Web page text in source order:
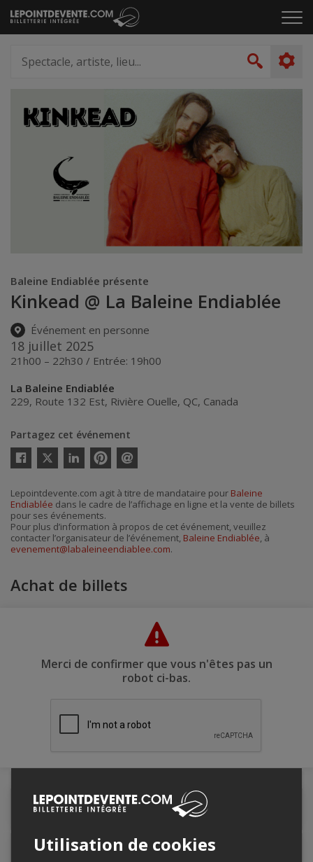
Passer
au
le
artiste,
lieu...
Baleine Endiablée présente
Kinkead @ La Baleine Endiablée
Événement en personne
18 juillet 2025
21h00 – 22h30 / Entrée: 19h00
La Baleine Endiablée
229, Route 132 Est, Rivière Ouelle, QC, Canada
Partagez cet événement
Twitter
courriel
Lepointdevente.com agit à titre de mandataire pour Baleine
Endiablée dans le cadre de l’affichage en ligne et la vente de billets
pour ses événements.
Pour plus d’information à propos de cet événement, veuillez
contacter l’organisateur de l’événement, Baleine Endiablée, à
evenement@labaleineendiablee.com.
Achat de billets
Merci de confirmer que vous n'êtes pas un
robot ci-bas.
Détails de l'événement
Lieu de l'événement
Utilisation de cookies